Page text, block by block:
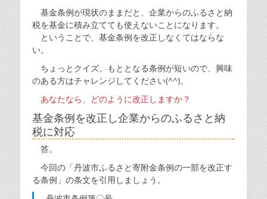
基金条例が現状のままだと、企業からのふるさと納
税を基金に積み立てても使えないことになります。
ということで、基金条例を改正しなくてはならな
い。
ちょっとクイズ。もととなる条例が短いので、興味
のある方はチャレンジしてください(^^)。
あなたなら、どのように改正しますか？
基金条例を改正し企業からのふるさと納
税に対応
答。
今回の「丹波市ふるさと寄附金条例の一部を改正す
る条例」の条文を引用しましょう。